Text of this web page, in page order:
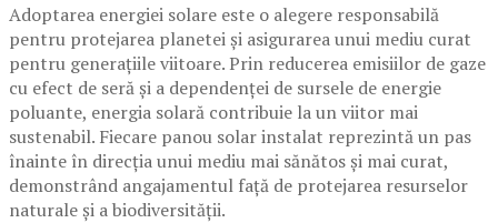
Adoptarea energiei solare este o alegere responsabilă
pentru protejarea planetei și asigurarea unui mediu curat
pentru generațiile viitoare. Prin reducerea emisiilor de gaze
cu efect de seră și a dependenței de sursele de energie
poluante, energia solară contribuie la un viitor mai
sustenabil. Fiecare panou solar instalat reprezintă un pas
înainte în direcția unui mediu mai sănătos și mai curat,
demonstrând angajamentul față de protejarea resurselor
naturale și a biodiversității.